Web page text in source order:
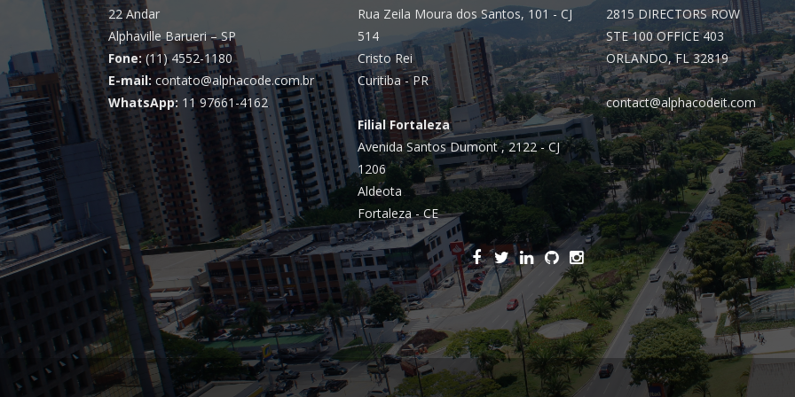
22 Andar
Alphaville Barueri – SP
Fone: (11) 4552-1180
E-mail: contato@alphacode.com.br
WhatsApp: 11 97661-4162
Rua Zeila Moura dos Santos, 101 - CJ
514
Cristo Rei
Curitiba - PR
Filial Fortaleza
Avenida Santos Dumont , 2122 - CJ
1206
Aldeota
Fortaleza - CE
2815 DIRECTORS ROW
STE 100 OFFICE 403
ORLANDO, FL 32819
contact@alphacodeit.com